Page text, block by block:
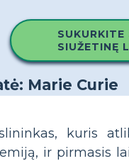
SUKURKITE
SIUŽETINĘ
kuris
ir pirmasis